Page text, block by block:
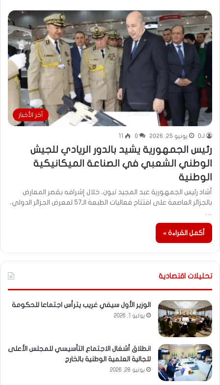
آخر الأخبار
DJ يونيو 25, 2026 0
11
رئيس الجمهورية يشيد بالدور الريادي للجيش
الوطني الشعبي في الصناعة الميكانيكية
الوطنية
أشاد رئيس الجمهورية عبد المجيد تبون، خلال إشرافه بقصر المعارض
بالجزائر العاصمة على افتتاح فعاليات الطبعة الـ57 لمعرض الجزائر الدولي،
أكمل القراءة »
تحليلات اقتصادية
الوزير الأول سيفي غريب يترأس اجتماعا للحكومة
يوليو 1, 2026
انطلاق أشغال الاجتماع التأسيسي للمجلس الأعلى
للجالية العلمية الوطنية بالخارج
يونيو 28, 2026